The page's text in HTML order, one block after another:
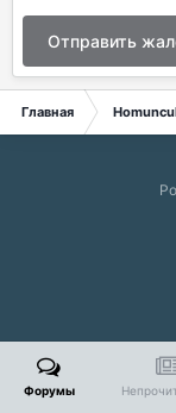
Отправить
Главная
Форумы